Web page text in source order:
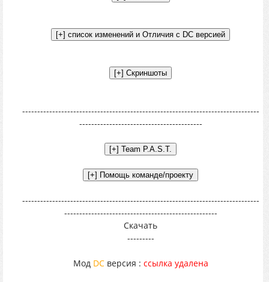
-------------------------------------------------------------------------------
-----------------------------------------
-------------------------------------------------------------------------------
---------------------------------------------------
Скачать
---------
Мод DCверсия : ссылка удалена